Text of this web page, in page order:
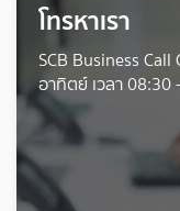
โทรหาเรา
SCB Business
อาทิตย์ เวลา 08:30